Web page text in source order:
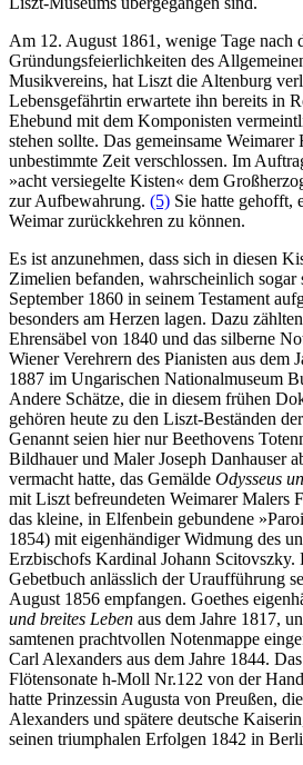
Am 12. August 1861, wenige Tage nach
Gründungsfeierlichkeiten des
Musikvereins, hat Liszt die Altenburg
Lebensgefährtin erwartete ihn bereits in
Ehebund mit dem Komponisten
stehen sollte. Das gemeinsame
unbestimmte Zeit verschlossen. Im
»acht versiegelte Kisten« dem
zur Aufbewahrung. (5) Sie hatte gehofft,
Weimar zurückkehren zu können.
Es ist anzunehmen, dass sich in diesen
Zimelien befanden, wahrscheinlich sogar
September 1860 in seinem Testament
besonders am Herzen lagen. Dazu
Ehrensäbel von 1840 und das silberne
Wiener Verehrern des Pianisten aus dem
1887 im Ungarischen Nationalmuseum
Andere Schätze, die in diesem frühen
gehören heute zu den Liszt-Beständen
Genannt seien hier nur Beethovens
Bildhauer und Maler Joseph Danhauser
vermacht hatte, das Gemälde Odysseus
mit Liszt befreundeten Weimarer Malers
das kleine, in Elfenbein gebundene
1854) mit eigenhändiger Widmung des
Erzbischofs Kardinal Johann Scitovszky.
Gebetbuch anlässlich der Uraufführung
August 1856 empfangen. Goethes
und breites Leben aus dem Jahre 1817,
samtenen prachtvollen Notenmappe
Carl Alexanders aus dem Jahre 1844.
Flötensonate h-Moll Nr.122 von der
hatte Prinzessin Augusta von Preußen,
Alexanders und spätere deutsche
seinen triumphalen Erfolgen 1842 in